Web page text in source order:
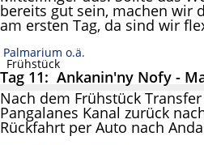
bereits gut sein, machen wir
am ersten Tag, da sind wir
Palmarium o.ä.
Frühstück
Tag 11: Ankanin'ny Nofy -
Nach dem Frühstück
Pangalanes Kanal zurück
Rückfahrt per Auto nach